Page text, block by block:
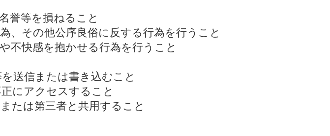
誉等を損ねること
、その他公序良俗に反する行為を行うこと
不快感を抱かせる行為を行うこと
送信または書き込むこと
にアクセスすること
たは第三者と共用すること